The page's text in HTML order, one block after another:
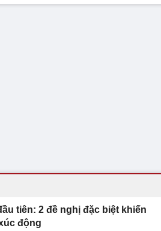
tiên: 2 đề nghị đặc biệt khiến
động